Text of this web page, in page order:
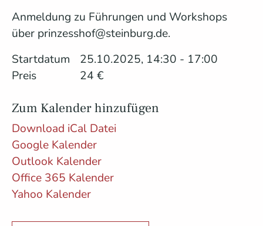
Anmeldung zu Führungen und Workshops
über prinzesshof@steinburg.de.
Startdatum
25.10.2025, 14:30 - 17:00
Preis
24 €
Zum Kalender hinzufügen
Download iCal Datei
Google Kalender
Outlook Kalender
Office 365 Kalender
Yahoo Kalender